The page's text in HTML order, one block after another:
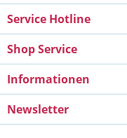
Service Hotline
Shop Service
Informationen
Newsletter